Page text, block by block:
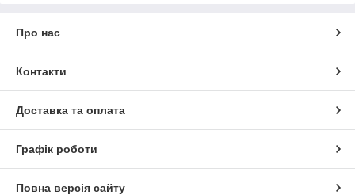
Про нас
Контакти
Доставка та оплата
Графік роботи
Повна версія сайту